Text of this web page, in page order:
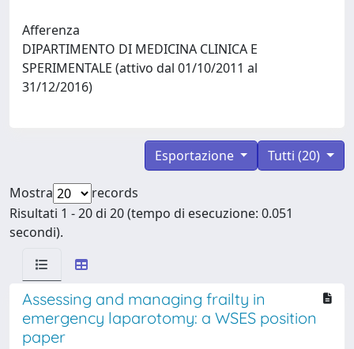
Afferenza
DIPARTIMENTO DI MEDICINA CLINICA E
SPERIMENTALE (attivo dal 01/10/2011 al
31/12/2016)
Tutti (20)
Esportazione
Mostra
records
Risultati 1 - 20 di 20 (tempo di esecuzione: 0.051
secondi).
Assessing and managing frailty in
emergency laparotomy: a WSES position
paper